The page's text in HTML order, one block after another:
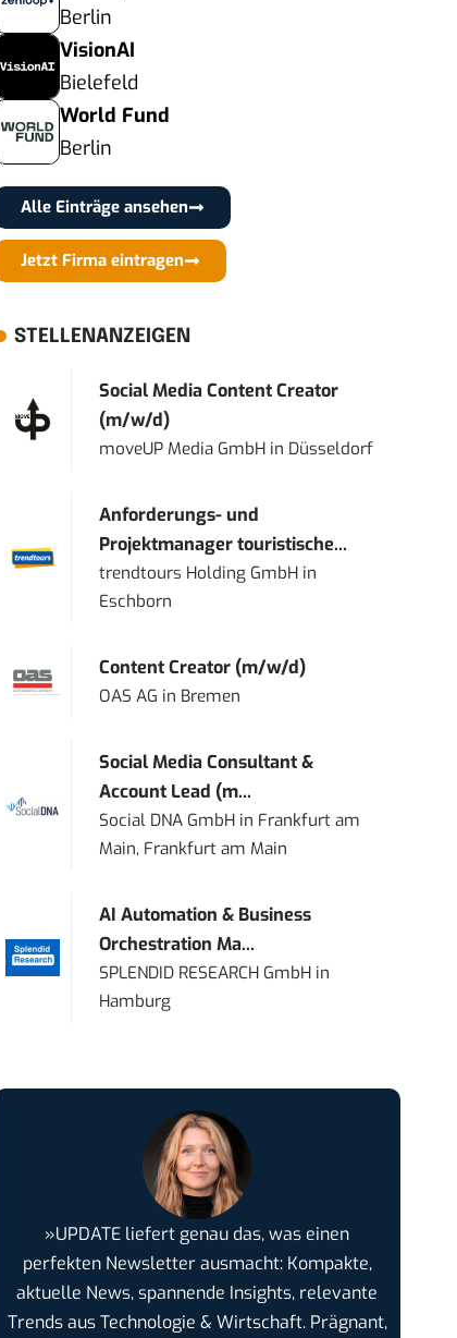
Berlin
VisionAI
Bielefeld
World Fund
Berlin
Alle Einträge ansehen
Jetzt Firma eintragen
STELLENANZEIGEN
Social Media Content Creator
(m/w/d)
moveUP Media GmbH in Düsseldorf
Anforderungs- und
Projektmanager touristische...
trendtours Holding GmbH in
Eschborn
Content Creator (m/w/d)
OAS AG in Bremen
Social Media Consultant &
Account Lead (m...
Social DNA GmbH in Frankfurt am
Main, Frankfurt am Main
AI Automation & Business
Orchestration Ma...
SPLENDID RESEARCH GmbH in
Hamburg
»UPDATE liefert genau das, was einen
perfekten Newsletter ausmacht: Kompakte,
aktuelle News, spannende Insights, relevante
Trends aus Technologie & Wirtschaft. Prägnant,